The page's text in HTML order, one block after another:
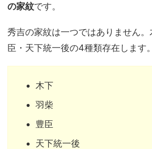
の家紋です。
秀吉の家紋は一つではありません
臣・天下統一後の4種類存在します。
木下
羽柴
豊臣
天下統一後